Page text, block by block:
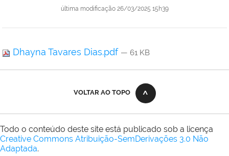
última modificação26/03/2025 15h39
Dhayna Tavares Dias.pdf — 61 KB
VOLTAR AO TOPO
Todo o conteúdo deste site está publicado sob a licença
Creative Commons Atribuição-SemDerivações 3.0 Não
Adaptada.